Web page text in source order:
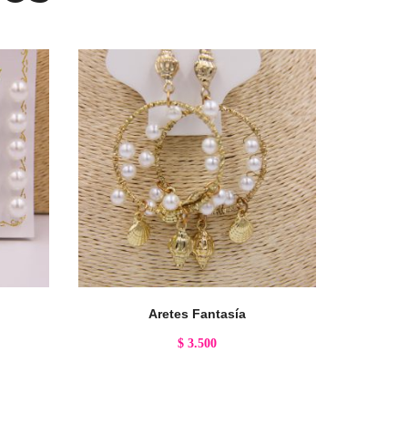
Aretes Fantasía
$ 3.500